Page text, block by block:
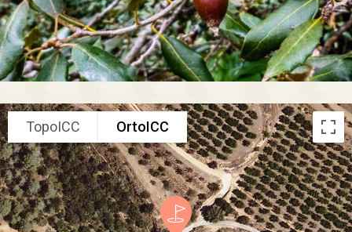
TopoICC OrtoICC